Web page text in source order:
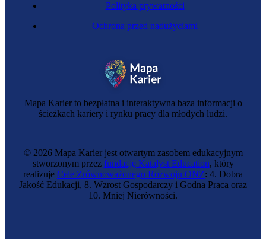
Mapa Karier to bezpłatna i interaktywna baza informacji o
ścieżkach kariery i rynku pracy dla młodych ludzi.
Polityka prywatności
Ochrona przed nadużyciami
© 2026 Mapa Karier jest otwartym zasobem edukacyjnym
stworzonym przez fundację Katalyst Education, który
realizuje Cele Zrównoważonego Rozwoju ONZ: 4. Dobra
Jakość Edukacji, 8. Wzrost Gospodarczy i Godna Praca oraz
10. Mniej Nierówności.